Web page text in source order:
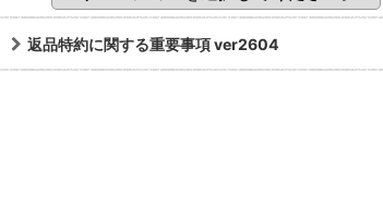
返品特約に関する重要事項 ver2604